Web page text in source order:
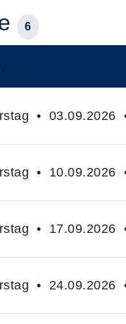
6
• 03.09.2026
• 10.09.2026
• 17.09.2026
• 24.09.2026